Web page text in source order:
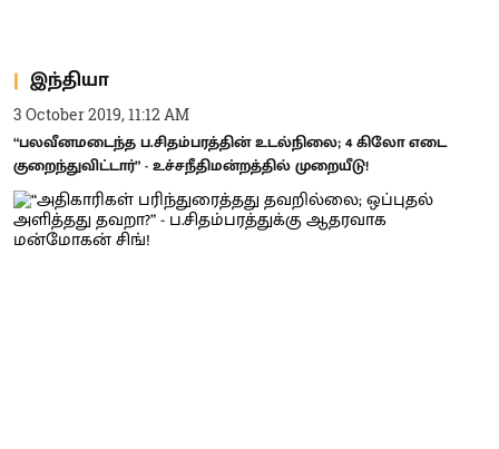
இந்தியா
3 October 2019, 11:12 AM
“பலவீனமடைந்த ப.சிதம்பரத்தின் உடல்நிலை; 4 கிலோ எடை
குறைந்துவிட்டார்” - உச்சநீதிமன்றத்தில் முறையீடு!